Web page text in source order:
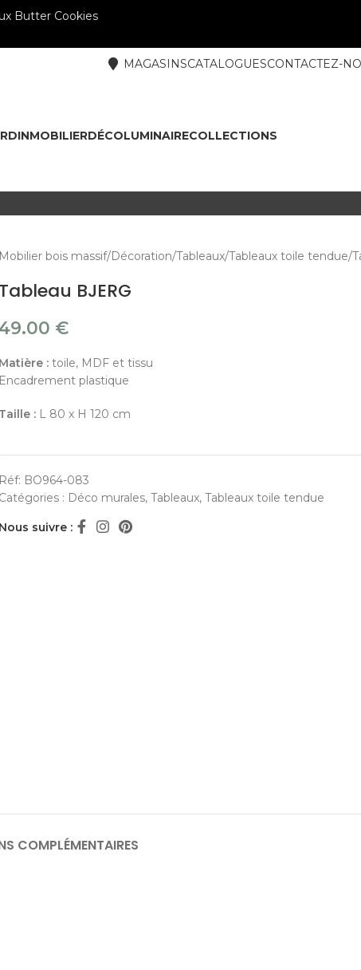
Butter Cookies
MAGASINSCATALOGUESCONTACTEZ-
MOBILIERDÉCOLUMINAIRECOLLECTIONS
Mobilier bois massif Décoration Tableaux Tableaux toile tendue
Tableau BJERG
€
Matière :toile, MDF et tissu
Encadrement plastique
Taille :L 80 x H 120 cm
Réf: BO964-083
Catégories : Déco murales, Tableaux, Tableaux toile tendue
Nous suivre :
COMPLÉMENTAIRES